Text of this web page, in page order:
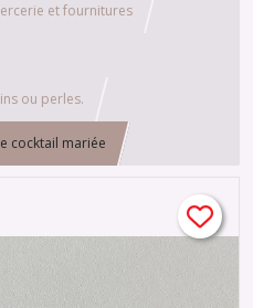
et fournitures
ou perles.
cocktail mariée